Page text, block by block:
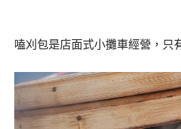
嗑刈包是店面式小攤車經營，只